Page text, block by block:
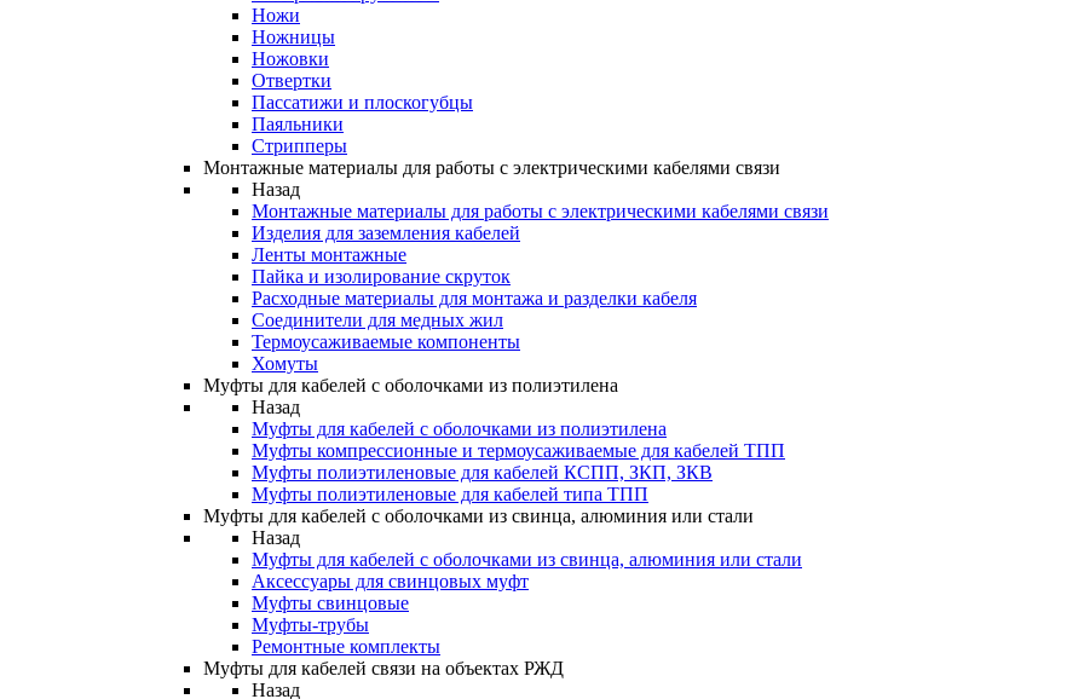
Ножи
Ножницы
Ножовки
Отвертки
Пассатижи и плоскогубцы
Паяльники
Стрипперы
Монтажные материалы для работы с электрическими кабелями связи
Назад
Монтажные материалы для работы с электрическими кабелями связи
Изделия для заземления кабелей
Ленты монтажные
Пайка и изолирование скруток
Расходные материалы для монтажа и разделки кабеля
Соединители для медных жил
Термоусаживаемые компоненты
Хомуты
Муфты для кабелей с оболочками из полиэтилена
Назад
Муфты для кабелей с оболочками из полиэтилена
Муфты компрессионные и термоусаживаемые для кабелей ТПП
Муфты полиэтиленовые для кабелей КСПП, ЗКП, ЗКВ
Муфты полиэтиленовые для кабелей типа ТПП
Муфты для кабелей с оболочками из свинца, алюминия или стали
Назад
Муфты для кабелей с оболочками из свинца, алюминия или стали
Аксессуары для свинцовых муфт
Муфты свинцовые
Муфты-трубы
Ремонтные комплекты
Муфты для кабелей связи на объектах РЖД
Назад